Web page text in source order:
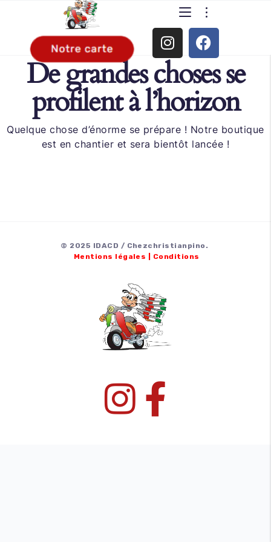
De grandes choses se
profilent à l’horizon
Quelque chose d’énorme se prépare ! Notre boutique
est en chantier et sera bientôt lancée !
© 2025 IDACD / Chezchristianpino.
Mentions légales
Conditions